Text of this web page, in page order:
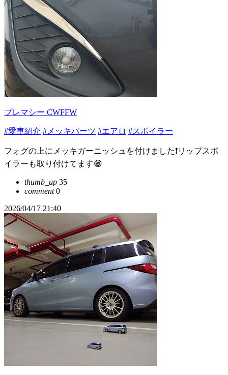
プレマシー CWFFW
#愛車紹介 #メッキパーツ #エアロ #スポイラー
フォグの上にメッキガーニッシュを付けました❗️リップスポ
イラーも取り付けてます😁
thumb_up 35
comment0
2026/04/17 21:40